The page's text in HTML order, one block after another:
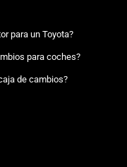
para un Toyota?
para coches?
de cambios?